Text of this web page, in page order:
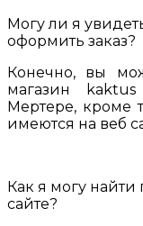
Могу ли я
оформить заказ?
Конечно, вы
магазин
Мертере, кроме
имеются на веб
Как я могу
сайте?